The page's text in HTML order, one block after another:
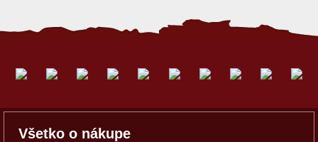
Všetko o nákupe